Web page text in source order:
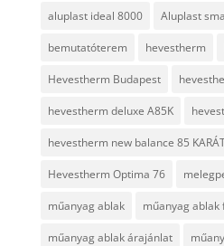
aluplast ideal 8000 Aluplast
bemutatóterem hevestherm
Hevestherm Budapest
hevestherm deluxe A85K
hevestherm new balance 85
Hevestherm Optima 76
műanyag ablak műanyag ablak
műanyag ablak árajánlat